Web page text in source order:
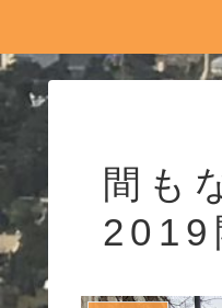
間も
2019